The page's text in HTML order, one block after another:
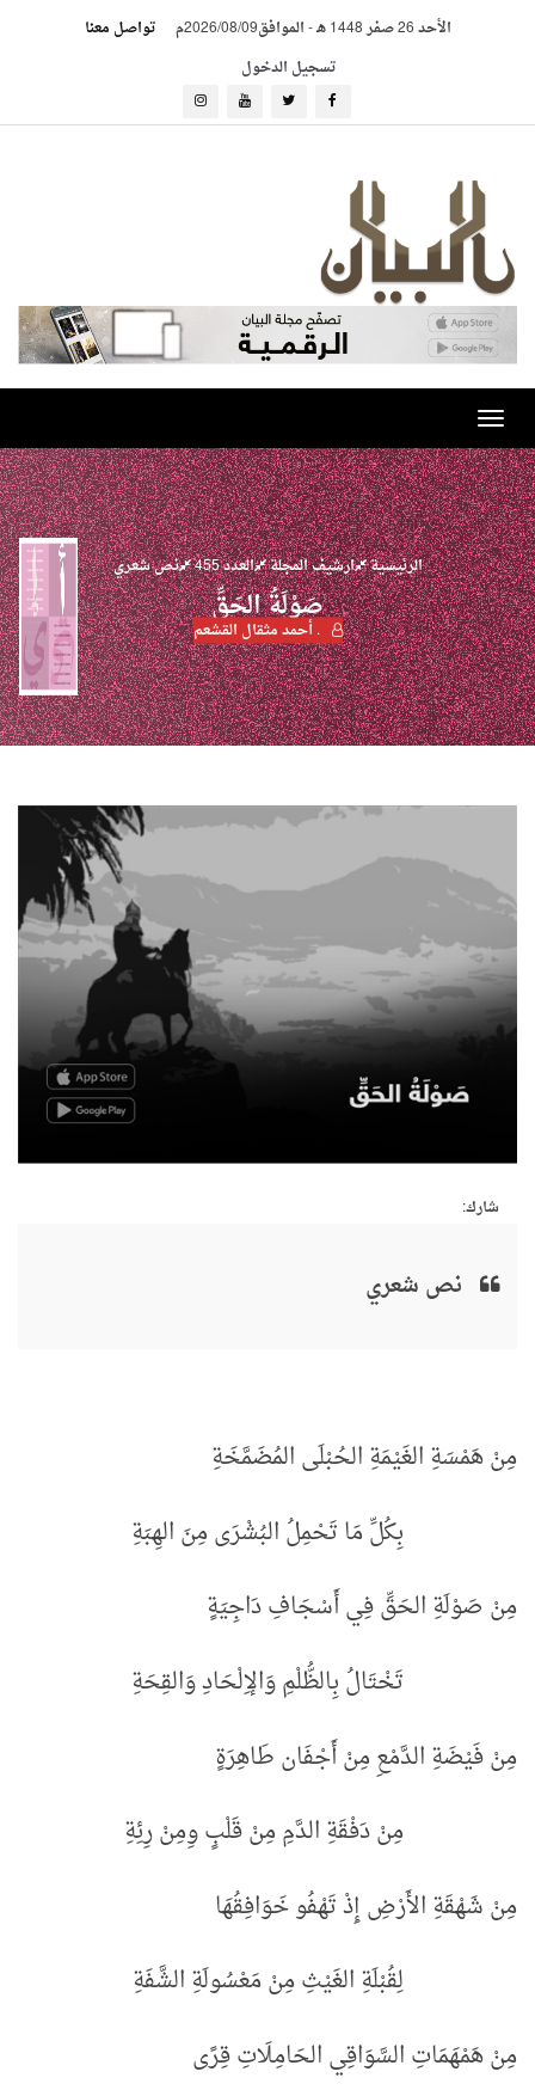
الأحد 26 صفر 1448 هـ -الموافق2026/08/09م
تواصل معنا
تسجيل الدخول
Toggle
navigation
الرئيسية ارشيف المجلة العدد 455 نص شعري
صَوْلَةُ الحَقِّ
. أحمد مثقال القشعم
شارك:
نص شعري
مِنْ هَمْسَةِ الغَيْمَةِ الحُبْلَى المُضَمَّخَةِ
بِكُلِّ مَا تَحْمِلُ البُشْرَى مِنَ الهِبَةِ
مِنْ صَوْلَةِ الحَقِّ فِي أَسْجَافِ دَاجِيَةٍ
تَخْتَالُ بِالظُّلْمِ وَالإِلْحَادِ وَالقِحَةِ
مِنْ فَيْضَةِ الدَّمْعِ مِنْ أَجْفَان طَاهِرَةٍ
مِنْ دَفْقَةِ الدَّمِ مِنْ قَلْبٍ وِمِنْ رِئِةِ
مِنْ شَهْقَةِ الأَرْضِ إِذْ تَهْفُو خَوَافِقُهَا
لِقُبْلَةِ الغَيْثِ مِنْ مَعْسُولَةِ الشَّفَةِ
مِنْ هَمْهَمَاتِ السَّوَاقِي الحَامِلَاتِ قِرًى